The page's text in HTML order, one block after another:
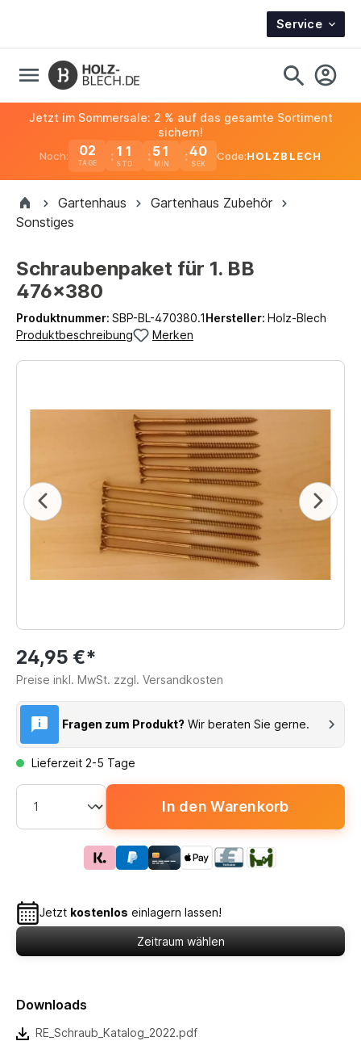
Service
Noch: 02
TAGE
11 51 40
Jetzt im Sommersale: 2 % auf das gesamte Sortiment
sichern!
Code:HOLZBLECH
Gartenhaus
Gartenhaus Zubehör
Sonstiges
Schraubenpaket für 1. BB
476x380
Produktnummer: SBP-BL-470380.1Hersteller: Holz-Blech
Produktbeschreibung
Merken
24,95 €*
Preise inkl. MwSt. zzgl. Versandkosten
Fragen zum Produkt? Wir beraten Sie gerne.
Lieferzeit 2-5 Tage
In den Warenkorb
Jetzt kostenlos einlagern lassen!
Zeitraum wählen
Downloads
RE_Schraub_Katalog_2022.pdf